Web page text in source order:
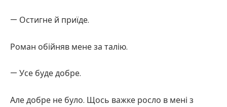
— Остигне й приїде.
Роман обійняв мене за талію.
— Усе буде добре.
Але добре не було. Щось важке росло в мені з